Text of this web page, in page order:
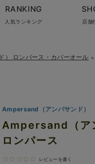
RANKING
人気ランキング 店舗
） ロンパース・カバーオール ＞
Ampersand（アンパサンド）
Ampersand（ア
ロンパース
レビューを書く